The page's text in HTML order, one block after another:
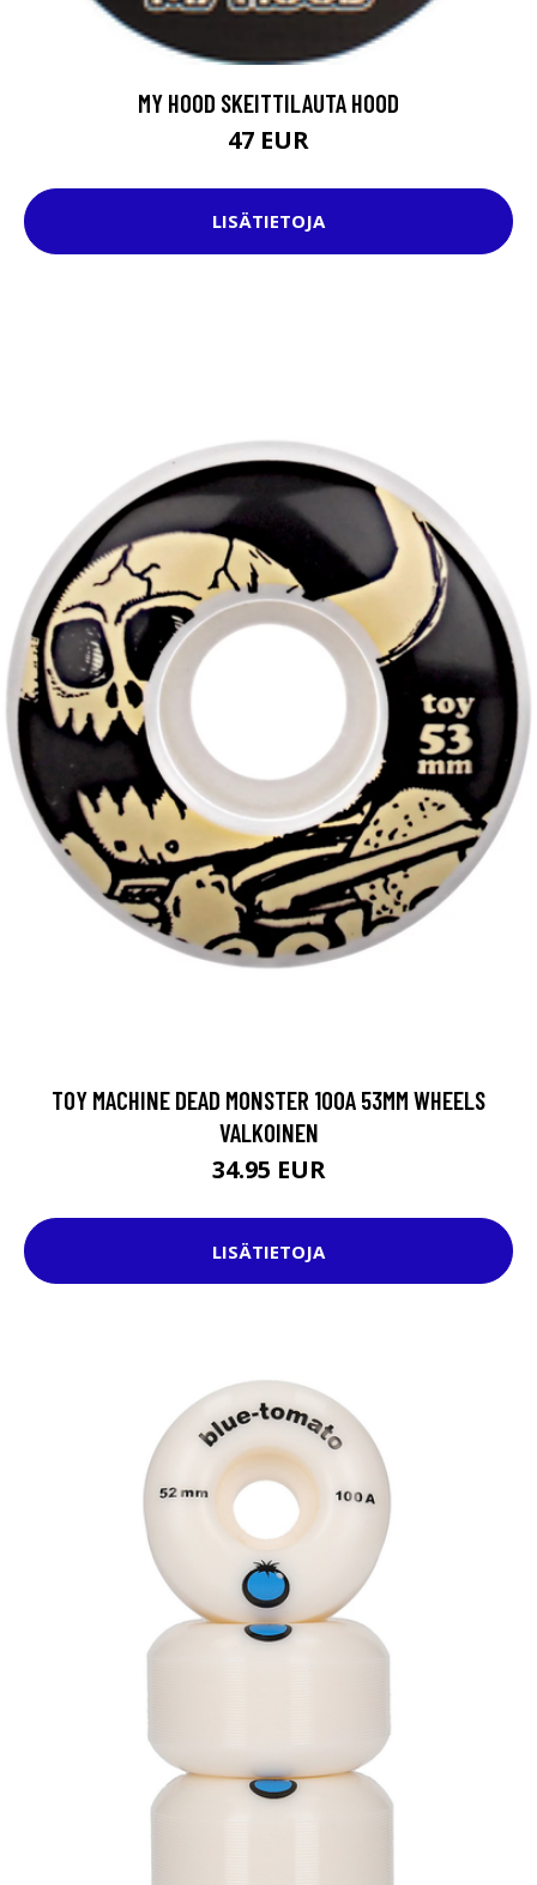
MY HOOD SKEITTILAUTA HOOD
47 EUR
LISÄTIETOJA
TOY MACHINE DEAD MONSTER 100A 53MM WHEELS
VALKOINEN
34.95 EUR
LISÄTIETOJA